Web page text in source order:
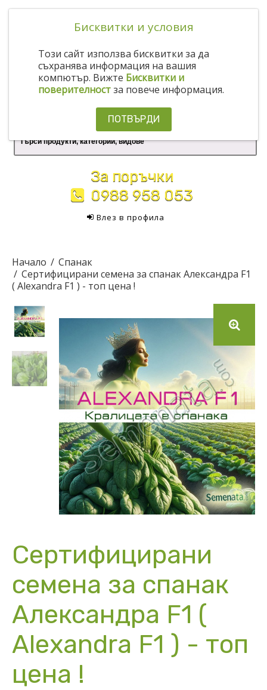
Бисквитки и условия
Този сайт използва бисквитки за да
съхранява информация на вашия
компютър. Вижте Бисквитки и
поверителностза повече информация.
ПОТВЪРДИ
За поръчки
0988 958 053
Влез в профила
Начало
Спанак
Сертифицирани семена за спанак Александра F1
( Alexandra F1 ) - топ цена !
Сертифицирани
семена за спанак
Александра F1 (
Alexandra F1 ) - топ
цена !